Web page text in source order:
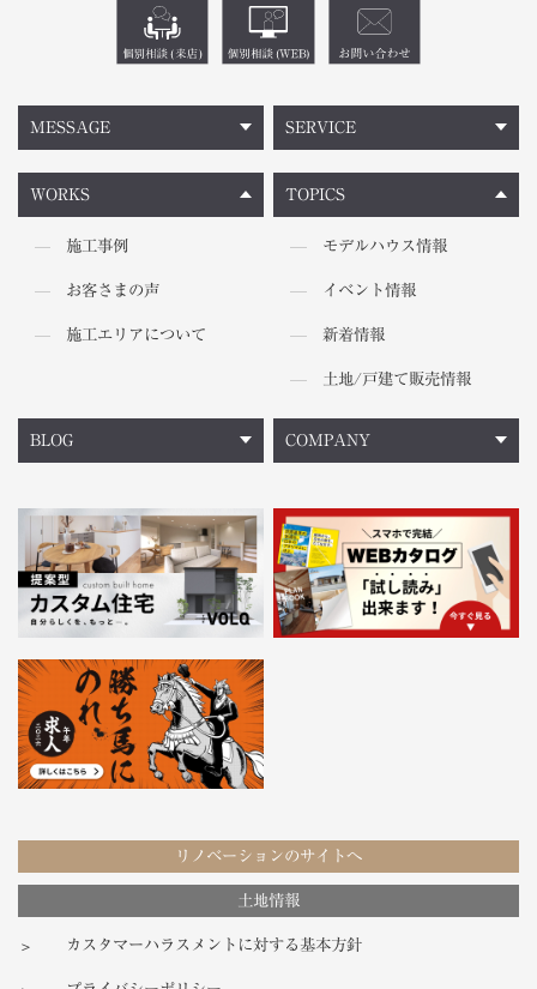
MESSAGE
WORKS
施工事例
お客さまの声
施工エリアについて
TOPICS
モデルハウス情報
イベント情報
新着情報
土地/戸建て販売情報
SERVICE
BLOG COMPANY
リノベーションのサイトへ
土地情報
カスタマーハラスメントに対する基本方針